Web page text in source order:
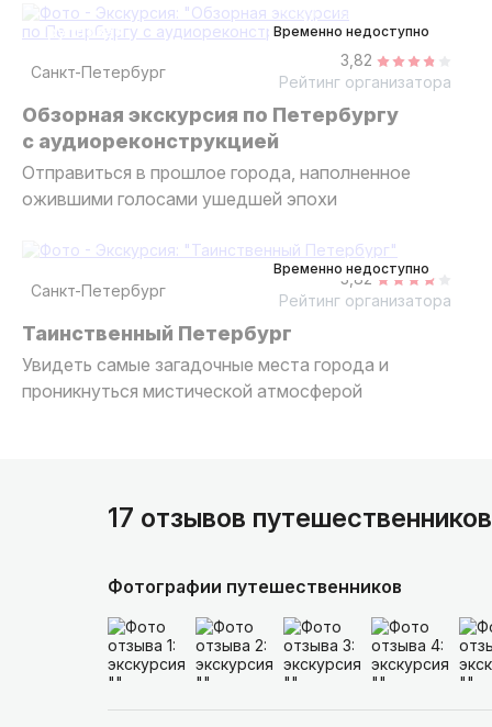
Временно недоступно
3 часа
на автобусе
групповая
Санкт-Петербург
3,82
Рейтинг организатора
Обзорная экскурсия по Петербургу
с аудиореконструкцией
Отправиться в прошлое города, наполненное
ожившими голосами ушедшей эпохи
Временно недоступно
Санкт-Петербург
3,82
Рейтинг организатора
Таинственный Петербург
Увидеть самые загадочные места города и
проникнуться мистической атмосферой
17 отзывов путешественников
Фотографии путешественников